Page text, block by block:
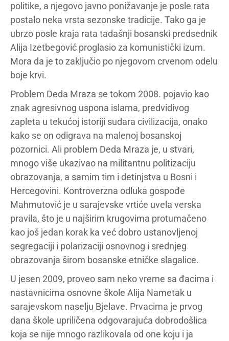
politike, a njegovo javno ponižavanje je posle rata
postalo neka vrsta sezonske tradicije. Tako ga je
ubrzo posle kraja rata tadašnji bosanski predsednik
Alija Izetbegović proglasio za komunistički izum.
Mora da je to zaključio po njegovom crvenom odelu
boje krvi.
Problem Deda Mraza se tokom 2008. pojavio kao
znak agresivnog uspona islama, predvidivog
zapleta u tekućoj istoriji sudara civilizacija, onako
kako se on odigrava na malenoj bosanskoj
pozornici. Ali problem Deda Mraza je, u stvari,
mnogo više ukazivao na militantnu politizaciju
obrazovanja, a samim tim i detinjstva u Bosni i
Hercegovini. Kontroverzna odluka gospođe
Mahmutović je u sarajevske vrtiće uvela verska
pravila, što je u najširim krugovima protumačeno
kao još jedan korak ka već dobro ustanovljenoj
segregaciji i polarizaciji osnovnog i srednjeg
obrazovanja širom bosanske etničke slagalice.
U jesen 2009, proveo sam neko vreme sa đacima i
nastavnicima osnovne škole Alija Nametak u
sarajevskom naselju Bjelave. Prvacima je prvog
dana škole upriličena odgovarajuća dobrodošlica
koja se nije mnogo razlikovala od one koju i ja